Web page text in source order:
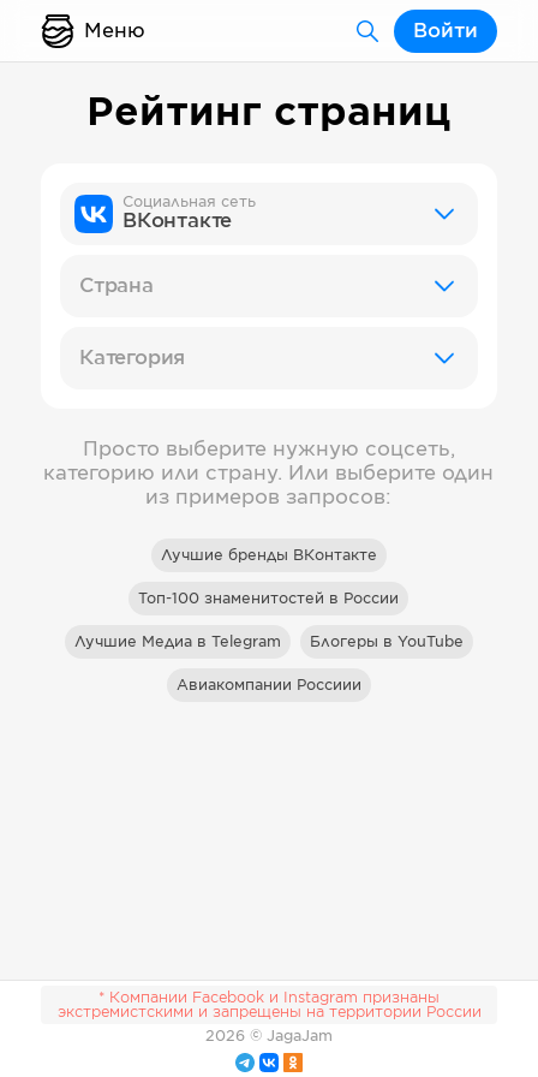
Меню Войти
Рейтинг страниц
Социальная сеть
ВКонтакте
Страна
Категория
Просто выберите нужную соцсеть,
категорию или страну. Или выберите один
из примеров запросов:
Лучшие бренды ВКонтакте
Топ-100 знаменитостей в России
Лучшие Медиа в Telegram Блогеры в YouTube
Авиакомпании Россиии
* Компании Facebook и Instagram признаны
экстремистскими и запрещены на территории России
2026 © JagaJam